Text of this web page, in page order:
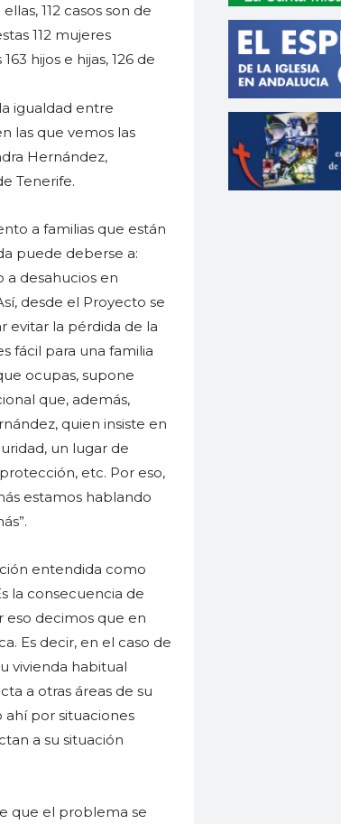
112 casos son de
112 mujeres
hijos e hijas, 126 de
igualdad entre
las que vemos las
Hernández,
Tenerife.
a familias que están
puede deberse a:
a desahucios en
desde el Proyecto se
evitar la pérdida de la
fácil para una familia
ocupas, supone
que, además,
quien insiste en
un lugar de
etc. Por eso,
estamos hablando
entendida como
la consecuencia de
eso decimos que en
Es decir, en el caso de
vivienda habitual
a otras áreas de su
ahí por situaciones
a su situación
que el problema se